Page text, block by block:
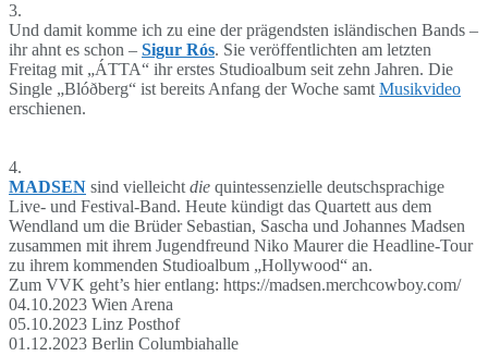
3.
Und damit komme ich zu eine der prägendsten isländischen Bands –
ihr ahnt es schon – Sigur Rós. Sie veröffentlichten am letzten
Freitag mit „ÁTTA“ ihr erstes Studioalbum seit zehn Jahren. Die
Single „Blóðberg“ ist bereits Anfang der Woche samt Musikvideo
erschienen.
4.
MADSEN sind vielleicht die quintessenzielle deutschsprachige
Live- und Festival-Band. Heute kündigt das Quartett aus dem
Wendland um die Brüder Sebastian, Sascha und Johannes Madsen
zusammen mit ihrem Jugendfreund Niko Maurer die Headline-Tour
zu ihrem kommenden Studioalbum „Hollywood“ an.
Zum VVK geht’s hier entlang: https://madsen.merchcowboy.com/
04.10.2023 Wien Arena
05.10.2023 Linz Posthof
01.12.2023 Berlin Columbiahalle